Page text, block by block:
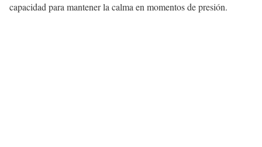
capacidad para mantener la calma en momentos de presión.